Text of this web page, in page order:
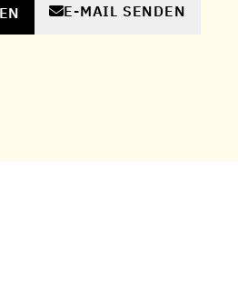
E-MAIL SENDEN